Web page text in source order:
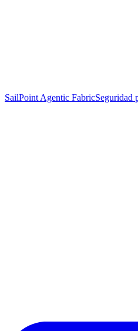
SailPoint Agentic FabricSeguridad